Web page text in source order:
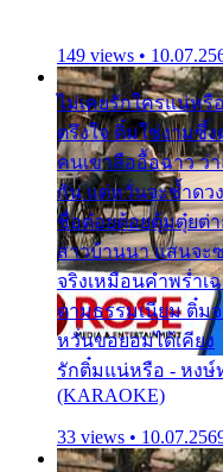
149 views •
ไม่เคยรักใครแน่หรื
ตรึงใจ ติ๋มใช่งามซึ้
คนเขาลืออื้อฉาว ว่
กัน แต่หวั่นจะช้ำด
ชื่อต๋อยต้อยตุ้มตุ๋ยต่า
สาวบ้านนา แสนจะ
จริงเหมือนคำพร่ำเ
ตามธรรมเนียม ติ๋ม
หวั่นขอยอมได้เคียง
รักติ๋มแน่หรือ - หงษ์
(KARAOKE)
33 views •